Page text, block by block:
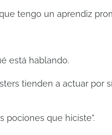
tengo un aprendiz
está hablando.
tienden a actuar por
pociones que hiciste".